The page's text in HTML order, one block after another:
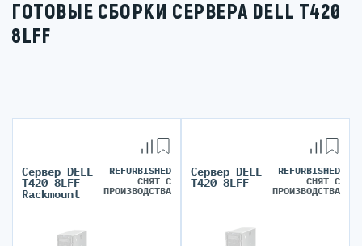
ГОТОВЫЕ СБОРКИ СЕРВЕРА DELL T420
8LFF
Сервер DELL
T420 8LFF
Rackmount
REFURBISHED
СНЯТ С
ПРОИЗВОДСТВА
Сервер DELL
T420 8LFF
REFURBISHED
СНЯТ С
ПРОИЗВОДСТВА